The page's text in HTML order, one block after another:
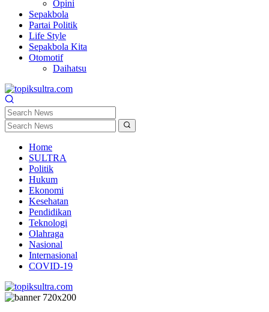
Opini
Sepakbola
Partai Politik
Life Style
Sepakbola Kita
Otomotif
Daihatsu
Home
SULTRA
Politik
Hukum
Ekonomi
Kesehatan
Pendidikan
Teknologi
Olahraga
Nasional
Internasional
COVID-19